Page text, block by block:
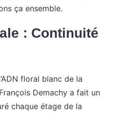
ça ensemble.
: Continuité
floral blanc de la
Demachy a fait un
chaque étage de la